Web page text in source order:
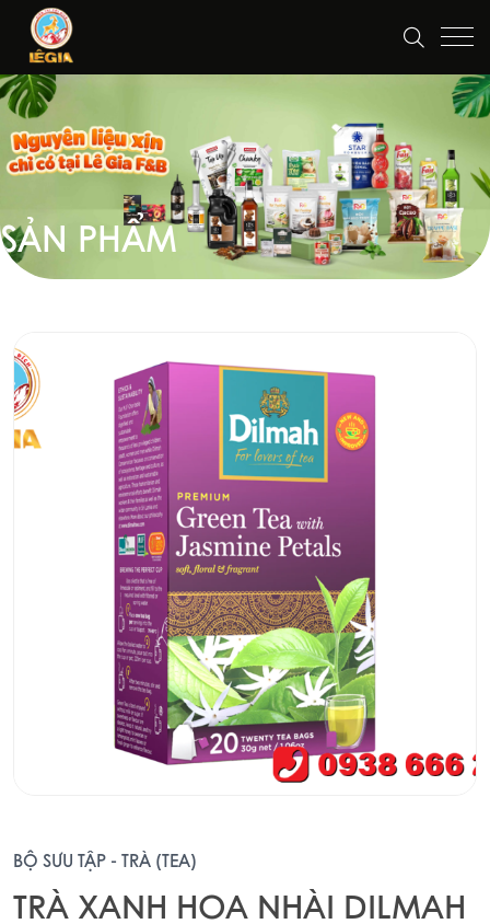
SẢN PHẨM
BỘ SƯU TẬP - TRÀ (TEA)
TRÀ XANH HOA NHÀI DILMAH